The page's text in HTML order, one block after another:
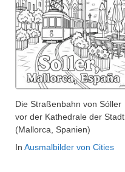
Die Straßenbahn von Sóller
vor der Kathedrale der Stadt
(Mallorca, Spanien)
In Ausmalbilder von Cities